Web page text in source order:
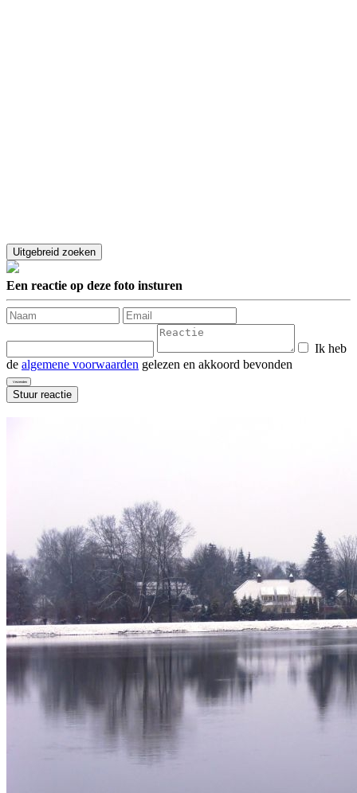
Een reactie op deze foto insturen
Ik heb
de algemene voorwaarden gelezen en akkoord bevonden